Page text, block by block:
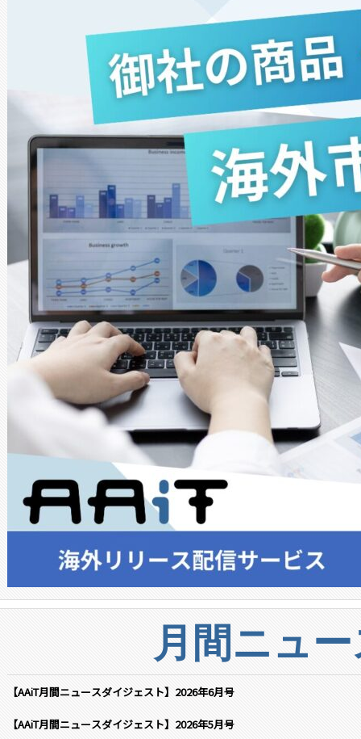
月間ニュ
【AAiT月間ニュースダイジェスト】2026年6月号
【AAiT月間ニュースダイジェスト】2026年5月号